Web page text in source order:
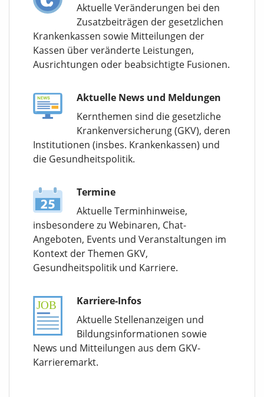
Aktuelle Veränderungen bei den
Zusatzbeiträgen der gesetzlichen
Krankenkassen sowie Mitteilungen der
Kassen über veränderte Leistungen,
Ausrichtungen oder beabsichtigte Fusionen.
Aktuelle News und Meldungen
Kernthemen sind die gesetzliche
Krankenversicherung (GKV), deren
Institutionen (insbes. Krankenkassen) und
die Gesundheitspolitik.
Termine
Aktuelle Terminhinweise,
insbesondere zu Webinaren, Chat-
Angeboten, Events und Veranstaltungen im
Kontext der Themen GKV,
Gesundheitspolitik und Karriere.
Karriere-Infos
Aktuelle Stellenanzeigen und
Bildungsinformationen sowie
News und Mitteilungen aus dem GKV-
Karrieremarkt.